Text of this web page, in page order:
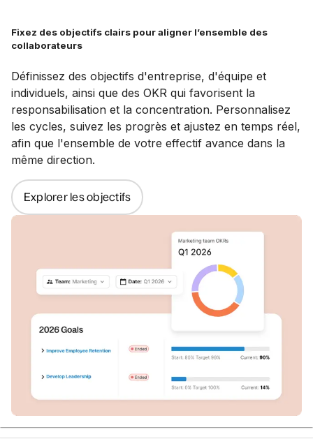
Fixez des objectifs clairs pour aligner l’ensemble des
collaborateurs
Définissez des objectifs d'entreprise, d'équipe et
individuels, ainsi que des OKR qui favorisent la
responsabilisation et la concentration. Personnalisez
les cycles, suivez les progrès et ajustez en temps réel,
afin que l'ensemble de votre effectif avance dans la
même direction.
Explorer les objectifs